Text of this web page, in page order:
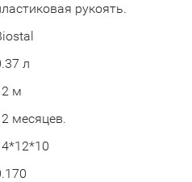
рукоять.
л
м
месяцев.